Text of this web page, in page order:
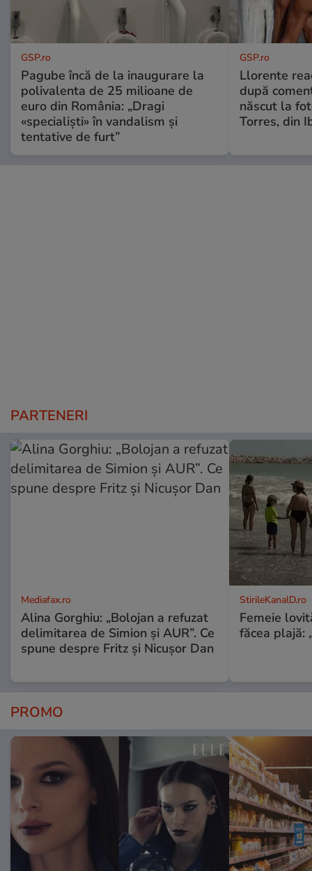
GSP.ro
Pagube încă de la inaugurare la
polivalenta de 25 milioane de
euro din România: „Dragi
«specialiști» în vandalism și
tentative de furt”
GSP.ro
Llorente
după
născut la
Torres, din
PARTENERI
Mediafax.ro
Alina Gorghiu: „Bolojan a refuzat
delimitarea de Simion și AUR”. Ce
spune despre Fritz și Nicușor Dan
StirileKanalD.ro
Femeie
făcea plajă:
PROMO